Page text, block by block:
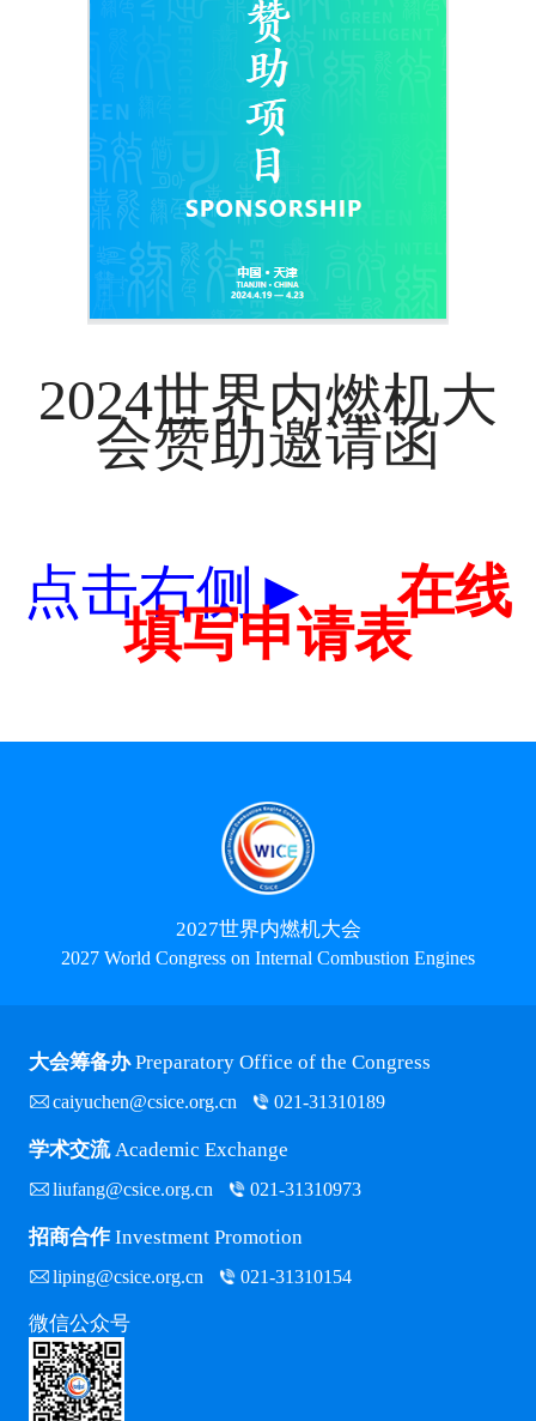
2024世界内燃机大
会赞助邀请函
点击右侧► 在线
填写申请表
2027世界内燃机大会
2027 World Congress on Internal Combustion Engines
大会筹备办 Preparatory Office of the Congress
caiyuchen@csice.org.cn 021-31310189
学术交流 Academic Exchange
liufang@csice.org.cn 021-31310973
招商合作 Investment Promotion
liping@csice.org.cn 021-31310154
微信公众号